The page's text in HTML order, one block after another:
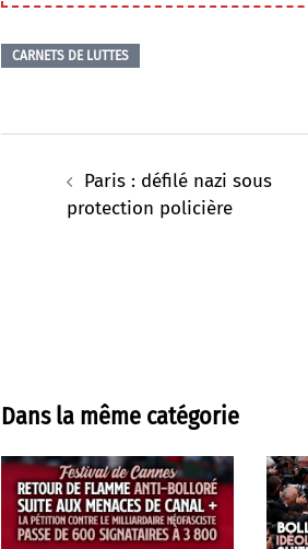
CARNETS DE LUTTES
d’articleParis : défilé nazi sous
protection policière
Dans la même catégorie